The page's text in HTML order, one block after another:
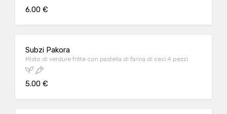
6.00 €
Subzi Pakora
Misto di verdure fritte con pastella di farina di ceci 4 pezzi
5.00 €